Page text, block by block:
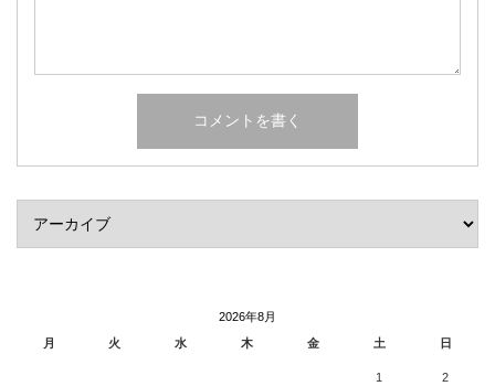
2026年8月
月
火 水 木 金 土 日
1 2